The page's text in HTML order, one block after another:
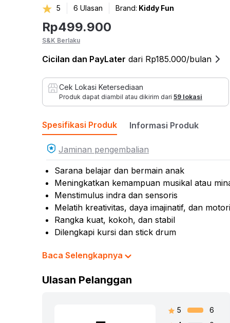
5 6 Ulasan Brand: Kiddy Fun
Rp499.900
S&K Berlaku
Cicilan dan PayLater dari Rp185.000/bulan
Cek Lokasi Ketersediaan
Produk dapat diambil atau dikirim dari 59 lokasi
Spesifikasi Produk Informasi Produk
Jaminan pengembalian
Sarana belajar dan bermain anak
Meningkatkan kemampuan musikal atau
Menstimulus indra dan sensoris
Melatih kreativitas, daya imajinatif, dan
Rangka kuat, kokoh, dan stabil
Dilengkapi kursi dan stick drum
Rekomendasi umur pengguna: 3 tahun ke
No. Sertifikat (SNI, K3L, UTTP): 109/LSP/
Baca Selengkapnya
Ulasan Pelanggan
5
6